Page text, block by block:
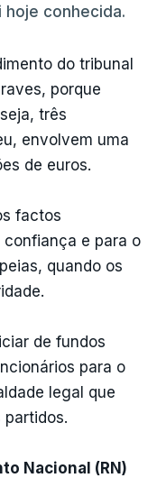
conhecida.
do tribunal
porque
três
envolvem uma
de euros.
factos
e para o
quando os
de fundos
para o
legal que
Nacional (RN)